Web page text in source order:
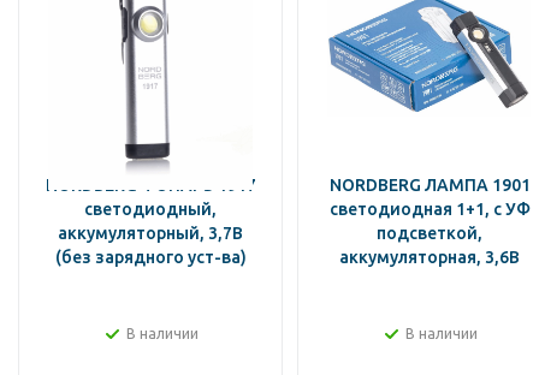
NORDBERG ФОНАРЬ 1917
светодиодный,
аккумуляторный, 3,7В
(без зарядного уст-ва)
В наличии
NORDBERG ЛАМПА 1901
светодиодная 1+1, с УФ
подсветкой,
аккумуляторная, 3,6В
В наличии